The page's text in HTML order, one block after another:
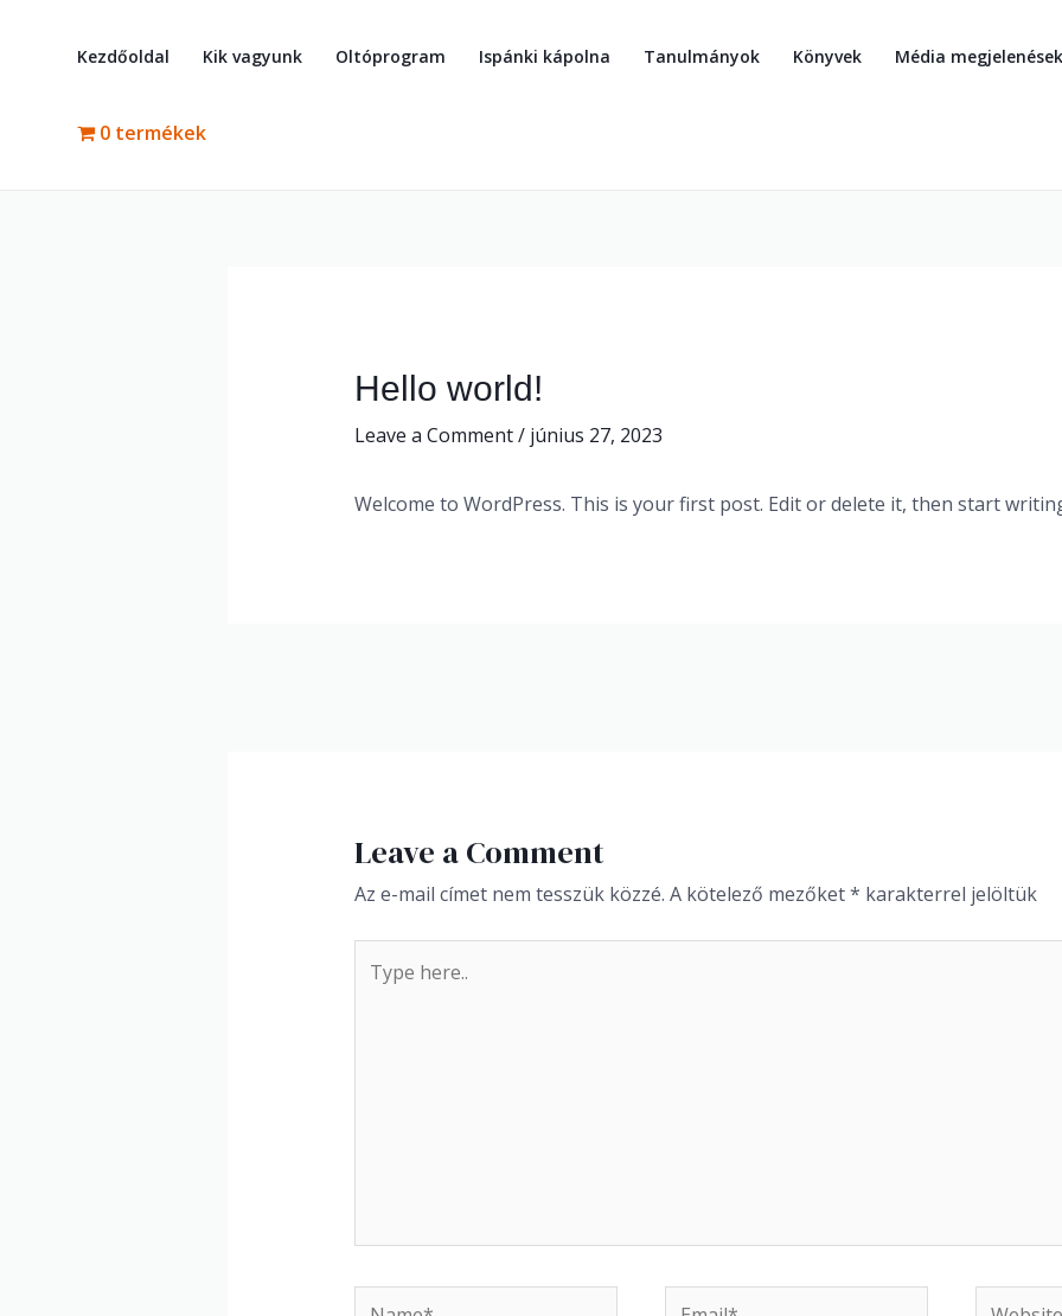
Kezdőoldal Kik vagyunk Oltóprogram Ispánki kápolna Tanulmányok Könyvek Média megjelenések
0 termékek
Hello world!
Leave a Comment/ június 27, 2023
Welcome to WordPress. This is your first post. Edit or delete it, then start
Leave a Comment
Az e-mail címet nem tesszük közzé. A kötelező mezőket* karakterrel jelöltük
here..
Name* Email* Website